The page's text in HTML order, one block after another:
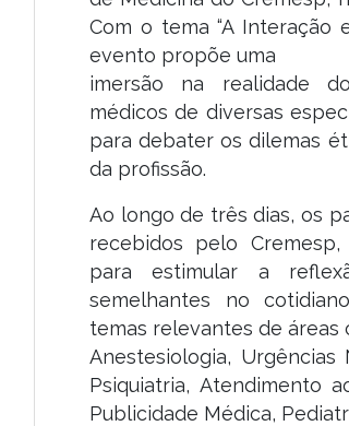
Com o tema “A Interação
evento propõe uma
imersão na realidade
médicos de diversas
para debater os dilemas
da profissão.
Ao longo de três dias, os
recebidos pelo
para estimular a
semelhantes no
temas relevantes de áreas
Anestesiologia, Urgências
Psiquiatria, Atendimento
Publicidade Médica,